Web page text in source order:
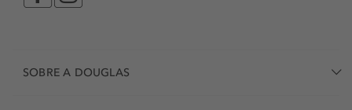
SOBRE A DOUGLAS